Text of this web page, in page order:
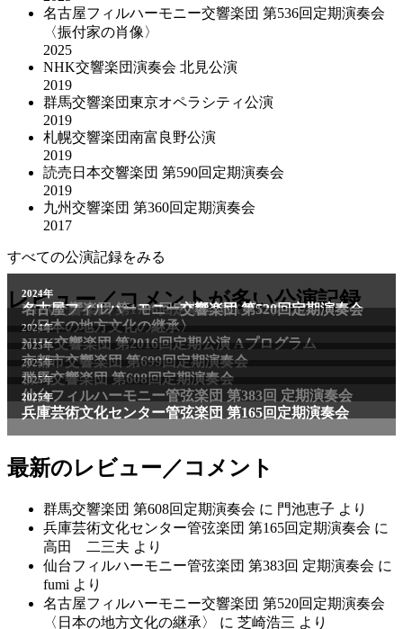
名古屋フィルハーモニー交響楽団 第536回定期演奏会
〈振付家の肖像〉
2025
NHK交響楽団演奏会 北見公演
2019
群馬交響楽団東京オペラシティ公演
2019
札幌交響楽団南富良野公演
2019
読売日本交響楽団 第590回定期演奏会
2019
九州交響楽団 第360回定期演奏会
2017
すべての公演記録をみる
レビュー／コメントが多い公演記録
2011年
NHK交響楽団 第1706回定期公演Aプログラム
2024年
名古屋フィルハーモニー交響楽団 第520回定期演奏会
〈日本の地方文化の継承〉
2024年
NHK交響楽団 第2016回定期公演 Aプログラム
2025年
京都市交響楽団 第699回定期演奏会
2025年
群馬交響楽団 第608回定期演奏会
2025年
仙台フィルハーモニー管弦楽団 第383回 定期演奏会
2025年
兵庫芸術文化センター管弦楽団 第165回定期演奏会
最新のレビュー／コメント
群馬交響楽団 第608回定期演奏会 に 門池恵子 より
兵庫芸術文化センター管弦楽団 第165回定期演奏会 に
高田 二三夫 より
仙台フィルハーモニー管弦楽団 第383回 定期演奏会 に
fumi より
名古屋フィルハーモニー交響楽団 第520回定期演奏会
〈日本の地方文化の継承〉
に 芝崎浩三 より